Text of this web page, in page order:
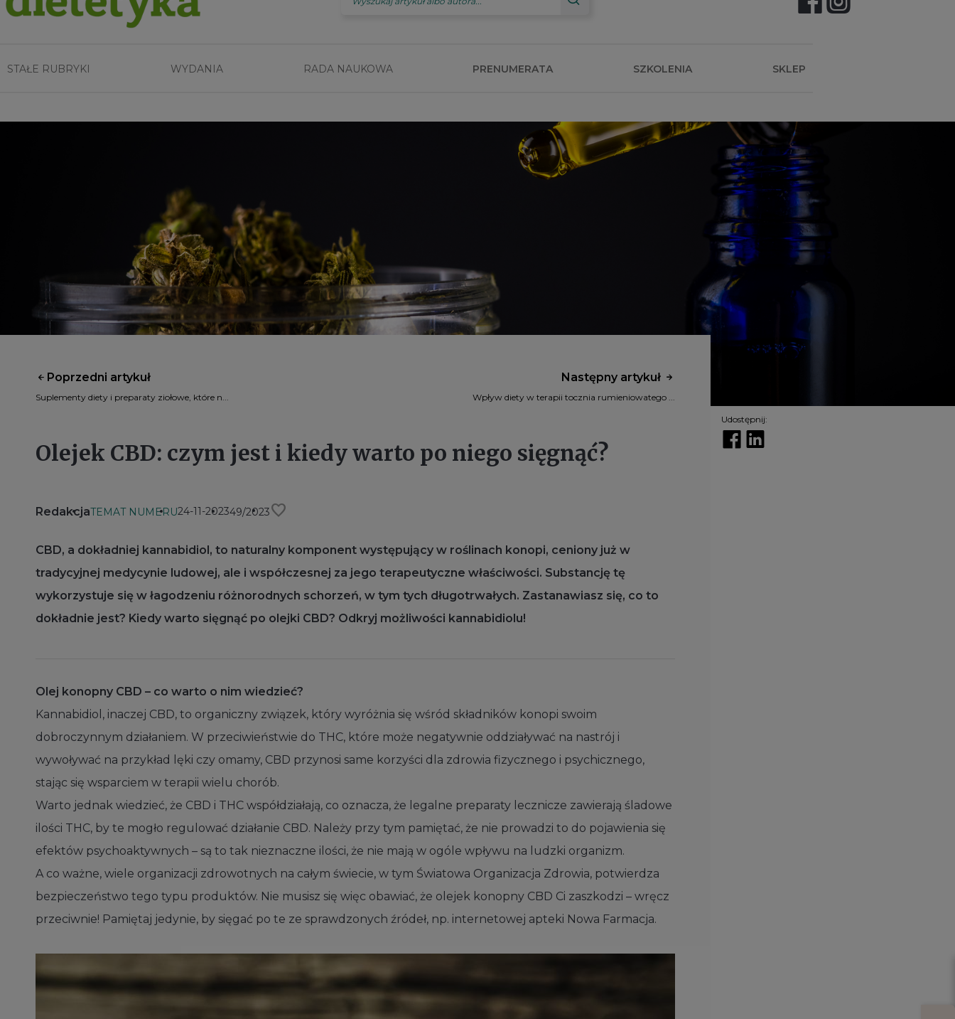
STAŁE RUBRYKI WYDANIA RADA NAUKOWA PRENUMERATA SZKOLENIA SKLEP
Udostępnij:
Poprzedni artykuł
Suplementy diety i preparaty ziołowe, które n...
Następny artykuł
Wpływ diety w terapii tocznia rumieniowatego ...
Olejek CBD: czym jest i kiedy warto po niego sięgnąć?
RedakcjaTEMAT NUMERU24-11-202349/2023favorite
CBD, a dokładniej kannabidiol, to naturalny komponent występujący w roślinach konopi, ceniony już w
tradycyjnej medycynie ludowej, ale i współczesnej za jego terapeutyczne właściwości. Substancję tę
wykorzystuje się w łagodzeniu różnorodnych schorzeń, w tym tych długotrwałych. Zastanawiasz się, co to
dokładnie jest? Kiedy warto sięgnąć po olejki CBD? Odkryj możliwości kannabidiolu!
Olej konopny CBD – co warto o nim wiedzieć?
Kannabidiol, inaczej CBD, to organiczny związek, który wyróżnia się wśród składników konopi swoim
dobroczynnym działaniem. W przeciwieństwie do THC, które może negatywnie oddziaływać na nastrój i
wywoływać na przykład lęki czy omamy, CBD przynosi same korzyści dla zdrowia fizycznego i psychicznego,
stając się wsparciem w terapii wielu chorób.
Warto jednak wiedzieć, że CBD i THC współdziałają, co oznacza, że legalne preparaty lecznicze zawierają śladowe
ilości THC, by te mogło regulować działanie CBD. Należy przy tym pamiętać, że nie prowadzi to do pojawienia się
efektów psychoaktywnych – są to tak nieznaczne ilości, że nie mają w ogóle wpływu na ludzki organizm.
A co ważne, wiele organizacji zdrowotnych na całym świecie, w tym Światowa Organizacja Zdrowia, potwierdza
bezpieczeństwo tego typu produktów. Nie musisz się więc obawiać, że olejek konopny CBD Ci zaszkodzi – wręcz
przeciwnie! Pamiętaj jedynie, by sięgać po te ze sprawdzonych źródeł, np. internetowej apteki Nowa Farmacja.